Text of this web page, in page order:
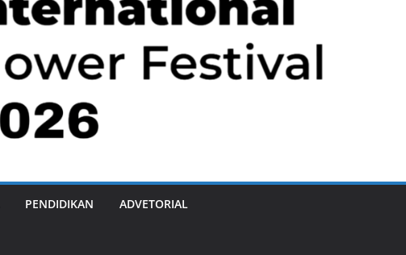
PENDIDIKAN ADVETORIAL